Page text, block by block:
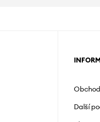
Další